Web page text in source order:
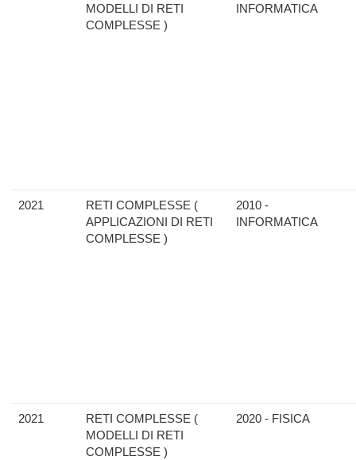
MODELLI DI RETI
COMPLESSE )
INFORMATICA
2021
RETI COMPLESSE (
APPLICAZIONI DI RETI
COMPLESSE )
2010 -
INFORMATICA
2021
RETI COMPLESSE (
MODELLI DI RETI
COMPLESSE )
2020 - FISICA